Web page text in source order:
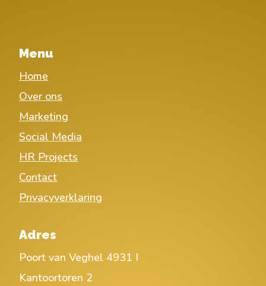
Menu
Home
Over ons
Marketing
Social Media
HR Projects
Contact
Privacyverklaring
Adres
Poort van Veghel 4931 I
Kantoortoren 2